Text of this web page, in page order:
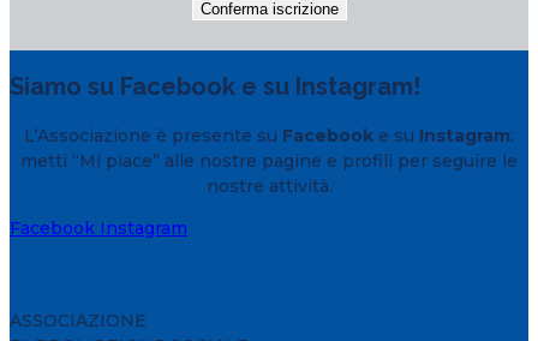
Siamo su Facebook e su Instagram!
L’Associazione è presente su Facebook e su Instagram:
metti “Mi piace” alle nostre pagine e profili per seguire le
nostre attività.
Facebook Instagram
ASSOCIAZIONE